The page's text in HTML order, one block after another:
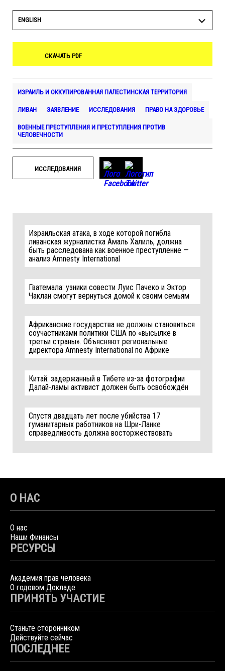
ENGLISH
СКАЧАТЬ PDF
ИЗРАИЛЬ И ОККУПИРОВАННАЯ ПАЛЕСТИНСКАЯ ТЕРРИТОРИЯ
ЛИВАН ЗАЯВЛЕНИЕ ИССЛЕДОВАНИЯ ПРАВО НА ЗДОРОВЬЕ
ВОЕННЫЕ ПРЕСТУПЛЕНИЯ И ПРЕСТУПЛЕНИЯ ПРОТИВ
ЧЕЛОВЕЧНОСТИ
ИССЛЕДОВАНИЯ
Израильская атака, в ходе которой погибла
ливанская журналистка Амаль Халиль, должна
быть расследована как военное преступление —
анализ Amnesty International
Гватемала: узники совести Луис Пачеко и Эктор
Чаклан смогут вернуться домой к своим семьям
Африканские государства не должны становиться
соучастниками политики США по «высылке в
третьи страны». Объясняют региональные
директора Amnesty International по Африке
Китай: задержанный в Тибете из-за фотографии
Далай-ламы активист должен быть освобождён
Спустя двадцать лет после убийства 17
гуманитарных работников на Шри-Ланке
справедливость должна восторжествовать
О НАС
О нас
Наши Финансы
РЕСУРСЫ
Академия прав человека
О годовом Докладе
ПРИНЯТЬ УЧАСТИЕ
Станьте сторонником
Действуйте сейчас
ПОСЛЕДНЕЕ